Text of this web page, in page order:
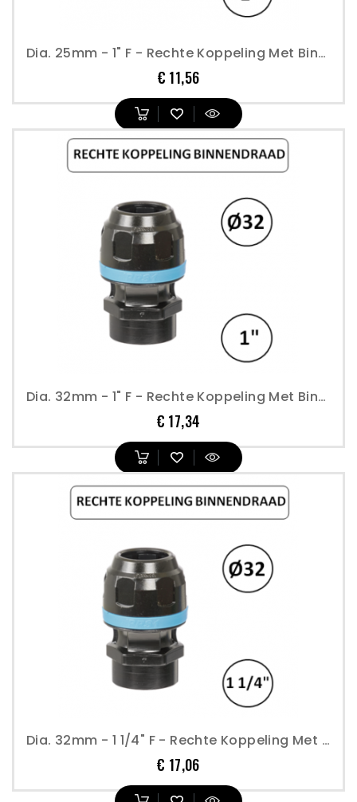
Dia. 25mm - 1" F - Rechte Koppeling Met Binnendraad - Prevost
€ 11,56Prijs
Dia. 32mm - 1" F - Rechte Koppeling Met Binnendraad - Prevost
€ 17,34
Dia. 32mm - 1 1/4" F - Rechte Koppeling Met Binnendraad - Prevost
€ 17,06Prijs